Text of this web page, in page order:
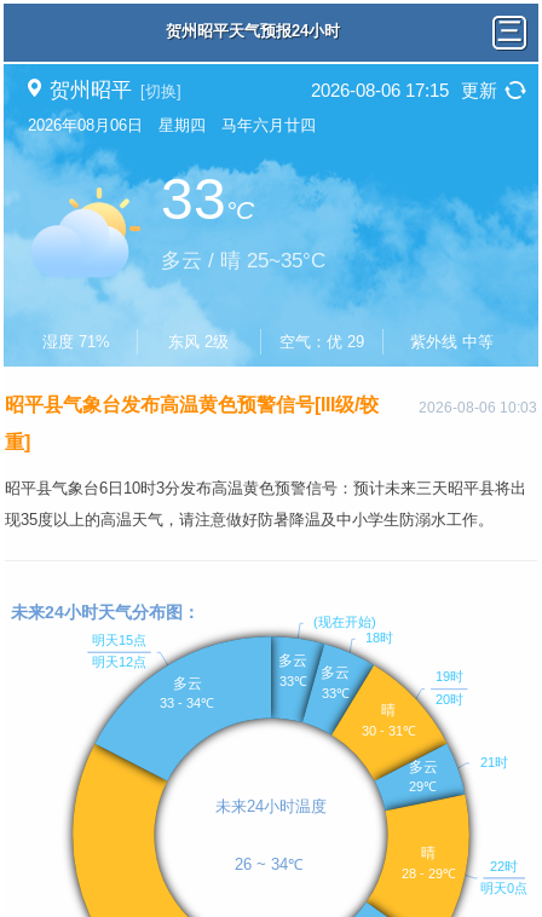
贺州昭平天气预报24小时
贺州昭平 [切换] 2026-08-06 17:15 更新
2026年08月06日 星期四 马年六月廿四
33°C
多云 / 晴 25~35°C
湿度 71% 东风 2级 空气：优 29 紫外线 中等
2026-08-06 10:03
昭平县气象台发布高温黄色预警信号[III级/较
重]
昭平县气象台6日10时3分发布高温黄色预警信号：预计未来三天昭平县将出
现35度以上的高温天气，请注意做好防暑降温及中小学生防溺水工作。